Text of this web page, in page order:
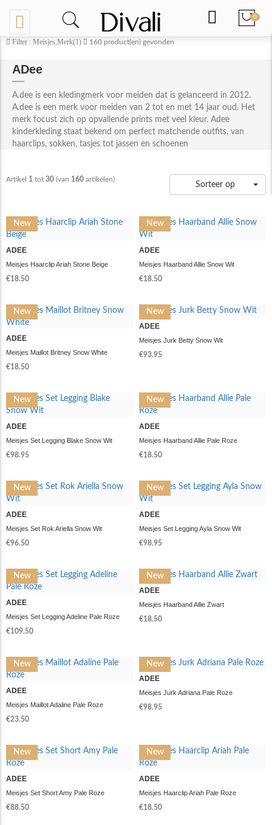
0
Filter : Meisjes,Merk(1) 160 product(en) gevonden
ADee
A.dee is een kledingmerk voor meiden dat is gelanceerd in 2012.
A.dee is een merk voor meiden van 2 tot en met 14 jaar oud. Het
merk focust zich op opvallende prints met veel kleur. Adee
kinderkleding staat bekend om perfect matchende outfits, van
haarclips, sokken, tasjes tot jassen en schoenen
Artikel 1 tot 30 (van 160 artikelen)
Sorteer op
New
ADEE
Meisjes Haarclip Ariah Stone Beige
€18.50
New
ADEE
Meisjes Haarband Allie Snow Wit
€18.50
New
ADEE
Meisjes Maillot Britney Snow White
€18.50
New
ADEE
Meisjes Jurk Betty Snow Wit
€93.95
New
ADEE
Meisjes Set Legging Blake Snow Wit
€98.95
New
ADEE
Meisjes Haarband Allie Pale Roze
€18.50
New
ADEE
Meisjes Set Rok Ariella Snow Wit
€96.50
New
ADEE
Meisjes Set Legging Ayla Snow Wit
€98.95
New
ADEE
Meisjes Set Legging Adeline Pale Roze
€109.50
New
ADEE
Meisjes Haarband Allie Zwart
€18.50
New
ADEE
Meisjes Maillot Adaline Pale Roze
€23.50
New
ADEE
Meisjes Jurk Adriana Pale Roze
€98.95
New
ADEE
Meisjes Set Short Amy Pale Roze
€88.50
New
ADEE
Meisjes Haarclip Ariah Pale Roze
€18.50